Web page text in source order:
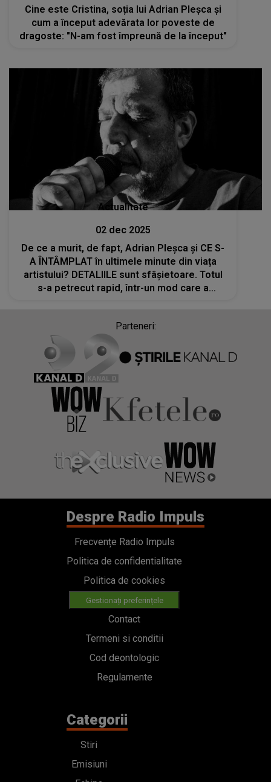
Cine este Cristina, soția lui Adrian Pleșca și
cum a început adevărata lor poveste de
dragoste: "N-am fost împreună de la început"
Actualitate
02 dec 2025
De ce a murit, de fapt, Adrian Pleșca și CE S-
A ÎNTÂMPLAT în ultimele minute din viața
artistului? DETALIILE sunt sfâșietoare. Totul
s-a petrecut rapid, într-un mod care a
Parteneri:
Despre Radio Impuls
Frecvențe Radio Impuls
Politica de confidentialitate
Politica de cookies
Gestionați preferințele
Contact
Termeni si conditii
Cod deontologic
Regulamente
Categorii
Stiri
Emisiuni